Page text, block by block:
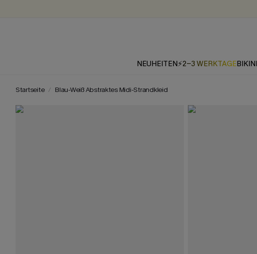
NEUHEITEN⚡2-3 WERKTAGE
Startseite Blau-Weiß Abstraktes Midi-Strandkleid